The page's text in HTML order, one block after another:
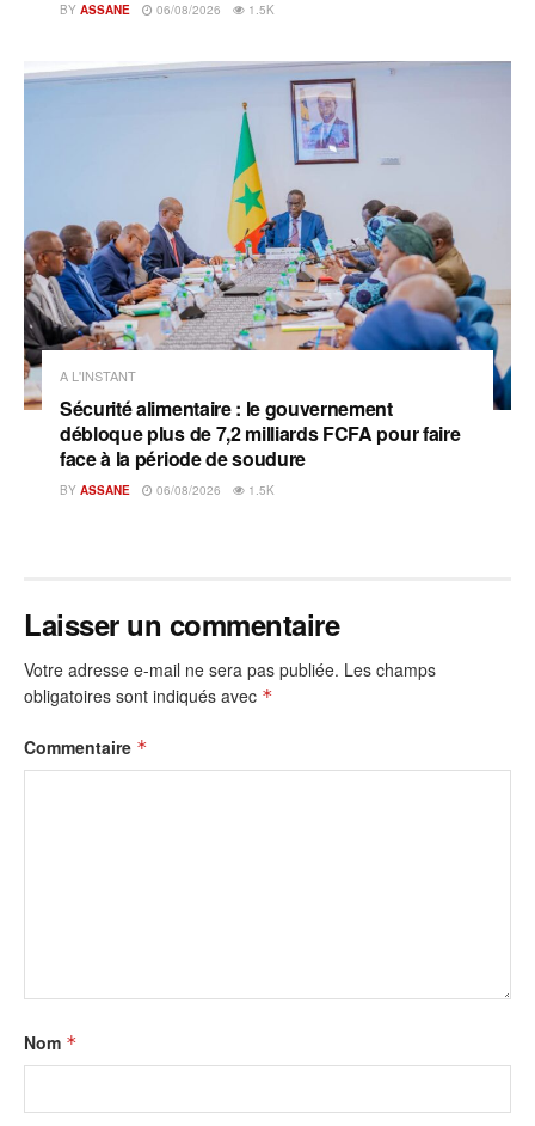
BY ASSANE 06/08/2026 1.5K
A L'INSTANT
Sécurité alimentaire : le gouvernement
débloque plus de 7,2 milliards FCFA pour faire
face à la période de soudure
BY ASSANE 06/08/2026 1.5K
Laisser un commentaire
Votre adresse e-mail ne sera pas publiée. Les champs
obligatoires sont indiqués avec *
Commentaire *
Nom *